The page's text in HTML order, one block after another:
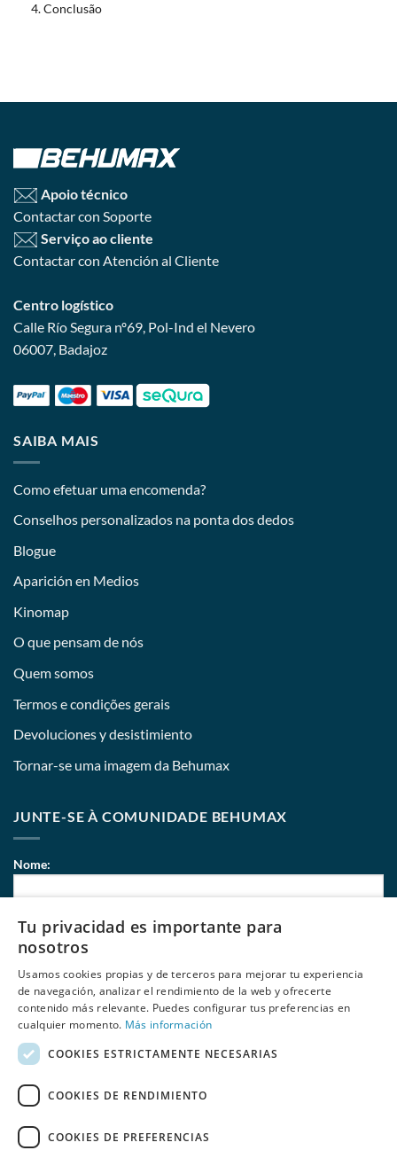
Conclusão
Apoio técnico
Contactar con Soporte
Serviço ao cliente
Contactar con Atención al Cliente
Centro logístico
Calle Río Segura nº69, Pol-Ind el Nevero
06007, Badajoz
SAIBA MAIS
Como efetuar uma encomenda?
Conselhos personalizados na ponta dos dedos
Blogue
Aparición en Medios
Kinomap
O que pensam de nós
Quem somos
Termos e condições gerais
Devoluciones y desistimiento
Tornar-se uma imagem da Behumax
JUNTE-SE À COMUNIDADE BEHUMAX
Nome:
Correio eletrónico:
de Behumax
Tu privacidad es importante para
nosotros
Usamos cookies propias y de terceros para mejorar tu experiencia
de navegación, analizar el rendimiento de la web y ofrecerte
contenido más relevante. Puedes configurar tus preferencias en
cualquier momento. Más información
COOKIES ESTRICTAMENTE NECESARIAS
COOKIES DE RENDIMIENTO
COOKIES DE PREFERENCIAS